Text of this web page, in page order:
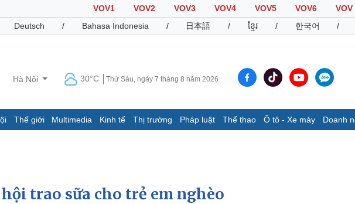
VOV1 VOV2 VOV3 VOV4 VOV5 VOV6
VOV
Deutsch / Bahasa Indonesia / 日本語 / ខ្មែរ / 한국어 /
Hà Nội 30°C Thứ Sáu, ngày 7 tháng 8 năm 2026
Thế giới Multimedia Kinh tế Thị trường Pháp luật Thể thao Ô tô - Xe máy Doanh
Dấu ấn VOV
Hồ sơ
trao sữa cho trẻ em nghèo